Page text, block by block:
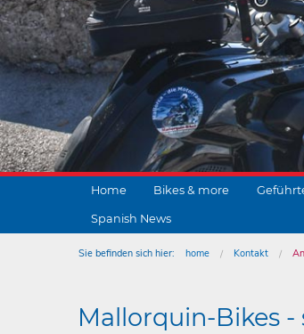
Home Bikes & more
Spanish News
Sie befinden sich hier: home Kontakt
Mallorquin-Bikes